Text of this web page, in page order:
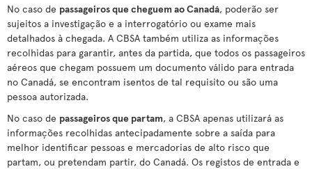
No caso de passageiros que cheguem ao Canadá, poderão ser
sujeitos a investigação e a interrogatório ou exame mais
detalhados à chegada. A CBSA também utiliza as informações
recolhidas para garantir, antes da partida, que todos os passageiros
aéreos que chegam possuem um documento válido para entrada
no Canadá, se encontram isentos de tal requisito ou são uma
pessoa autorizada.
No caso de passageiros que partam, a CBSA apenas utilizará as
informações recolhidas antecipadamente sobre a saída para
melhor identificar pessoas e mercadorias de alto risco que
partam, ou pretendam partir, do Canadá. Os registos de entrada e